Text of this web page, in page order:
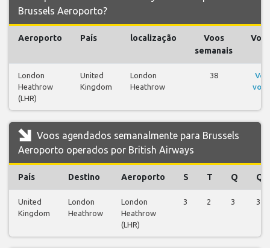
Brussels Aeroporto?
Aeroporto País localização
Voos
semanais
London
Heathrow
(LHR)
United
Kingdom
London
Heathrow
38
Ver
voos
Voos agendados semanalmente para Brussels
Aeroporto operados por British Airways
País Destino Aeroporto S T Q Q
United
Kingdom
London
Heathrow
London
Heathrow
(LHR)
3 2 3 3